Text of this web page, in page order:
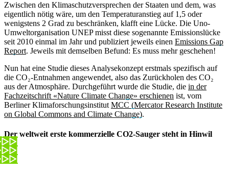
Zwischen den Klimaschutzversprechen der Staaten und dem, was
eigentlich nötig wäre, um den Temperaturanstieg auf 1,5 oder
wenigstens 2 Grad zu beschränken, klafft eine Lücke. Die Uno-
Umweltorganisation UNEP misst diese sogenannte Emissionslücke
seit 2010 einmal im Jahr und publiziert jeweils einen Emissions Gap
Report. Jeweils mit demselben Befund: Es muss mehr geschehen!
Nun hat eine Studie dieses Analysekonzept erstmals spezifisch auf
die CO₂-Entnahmen angewendet, also das Zurückholen des CO₂
aus der Atmosphäre. Durchgeführt wurde die Studie, die in der
Fachzeitschrift «Nature Climate Change» erschienen ist, vom
Berliner Klimaforschungsinstitut MCC (Mercator Research Institute
on Global Commons and Climate Change).
Der weltweit erste kommerzielle CO2-Sauger steht in Hinwil